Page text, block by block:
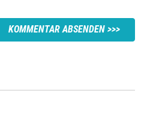
KOMMENTAR ABSENDEN